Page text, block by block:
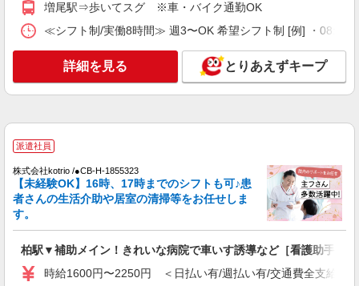
株式会社トラストグロース 新宿本社 第1営業部
有料老人ホームでの看護師
千葉県柏市
派遣社員
株式会社kotrio /●CB-H-2095348
＜増尾駅＞週3〜＆日払いOK◎高収入な看護
スタッフ募集！
時給2400円〜3000円 ＜日払い有/週払い有/交
柏市内に多数
キープ 詳細を見る
増尾駅⇒歩いてスグ ※車・バイク通勤OK
≪シフト制/実働8時間≫ 週3〜OK 希望シフト制 [例] ・
詳細を見る とりあえずキープ
派遣社員
株式会社kotrio /●CB-H-1855323
【未経験OK】16時、17時までのシフトも可♪患
者さんの生活介助や居室の清掃等をお任せしま
す。
柏駅▼補助メイン！きれいな病院で車いす誘導など［看護助手］
時給1600円〜2250円 ＜日払い有/週払い有/交通費全支給(ガ